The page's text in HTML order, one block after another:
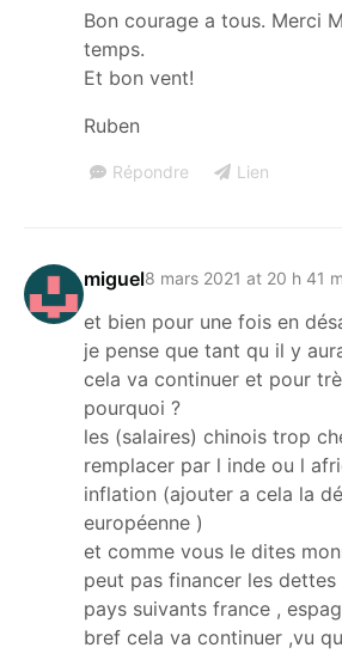
Bon courage a tous. Merci
temps.
Et bon vent!
Ruben
Répondre Lien
miguel8 mars 2021 at 20 h 41
et bien pour une fois en
je pense que tant qu il y
cela va continuer et pour
pourquoi ?
les (salaires) chinois trop
remplacer par l inde ou l
inflation (ajouter a cela la
européenne )
et comme vous le dites
peut pas financer les
pays suivants france ,
bref cela va continuer ,vu